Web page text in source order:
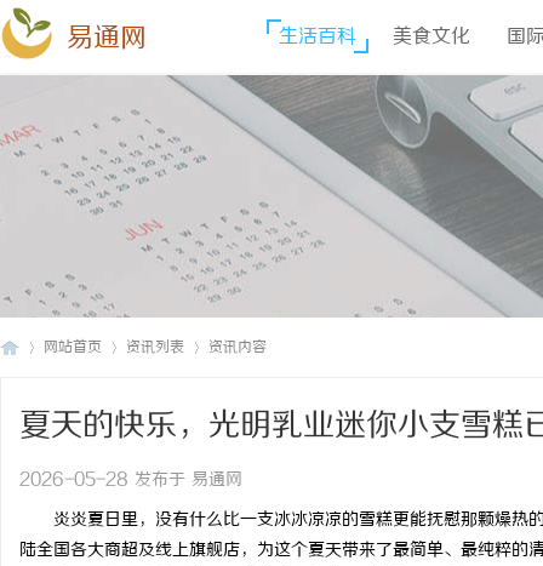
易通网 生活百科 美食文化 国
网站首页 资讯列表 资讯内容
夏天的快乐，光明乳业迷你小支雪糕
2026-05-28 发布于 易通网
炎炎夏日里，没有什么比一支冰冰凉凉的雪糕更能抚慰那颗燥
陆全国各大商超及线上旗舰店，为这个夏天带来了最简单、最纯粹